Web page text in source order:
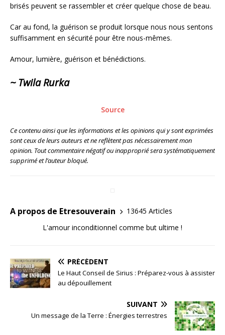
brisés peuvent se rassembler et créer quelque chose de beau.
Car au fond, la guérison se produit lorsque nous nous sentons
suffisamment en sécurité pour être nous-mêmes.
Amour, lumière, guérison et bénédictions.
~ Twila Rurka
Source
Ce contenu ainsi que les informations et les opinions qui y sont exprimées
sont ceux de leurs auteurs et ne reflètent pas nécessairement mon
opinion. Tout commentaire négatif ou inapproprié sera systématiquement
supprimé et l’auteur bloqué.
A propos de Etresouverain
13645 Articles
L'amour inconditionnel comme but ultime !
PRÉCÉDENT
Le Haut Conseil de Sirius : Préparez-vous à assister
au dépouillement
SUIVANT
Un message de la Terre : Énergies terrestres